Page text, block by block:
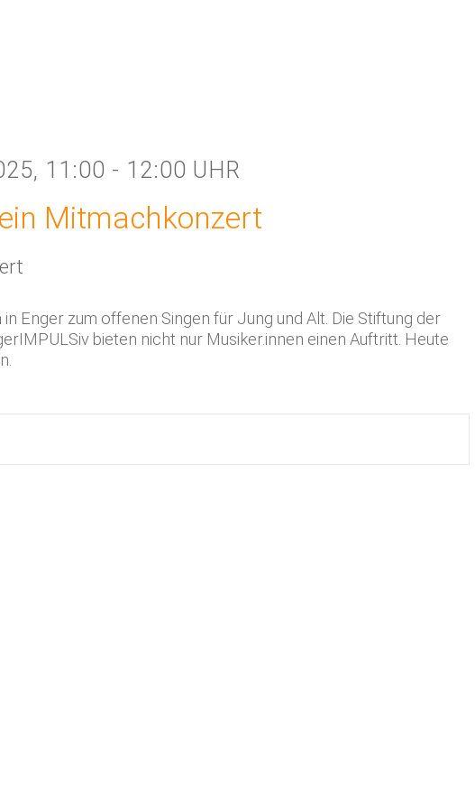
11:00 - 12:00 UHR
Mitmachkonzert
Enger zum offenen Singen für Jung und Alt. Die Stiftung der
bieten nicht nur Musiker.innen einen Auftritt. Heute